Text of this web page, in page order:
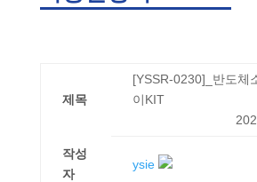
제목
[YSSR-0230]_반도체
이KIT
작성
자
ysie